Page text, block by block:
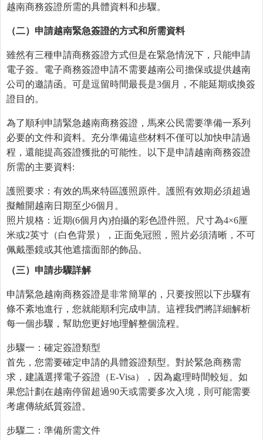
越南商務簽證所需的具體資料和步驟。
（二）申請越南緊急簽證的方式和所需資料
雖然有三種申請商務簽證方式但是在緊急情況下，只能申請
電子簽。電子商務簽證申請不需要越南公司擔保或提供越南
公司的邀請函。可是逗留時間最長是3個月，不能延期或換簽
證目的。
為了順利申請緊急越南商務簽證，馬來公民需要準備一系列
必要的文件和資料。充分準備這些材料不僅可以加快申請過
程，還能提高簽證獲批的可能性。以下是申請越南商務簽證
所需的主要資料:
護照要求：有效的馬來特區護照原件。護照有效期必須超過
擬離開越南日期至少6個月。
照片規格：近期(6個月內)拍攝的彩色證件照。尺寸為4×6厘
米或2英寸（白色背景），正面免冠照，照片必須清晰，不可
佩戴墨鏡或其他遮擋面部的飾品。
（三）申請步驟詳解
申請緊急越南商務簽證是非常簡單的，只要按照以下步驟有
條不紊地進行，您就能順利完成申請。這裡我們將詳細解析
每一個步驟，幫助您更好地理解整個流程。
步驟一：確定簽證類型
首先，您需要確定申請的具體簽證類型。對於緊急商務需
求，建議選擇電子簽證（E-Visa），因為處理時間較短。如
果您計劃在越南停留超過90天或需要多次入境，則可能需要
考慮傳統紙質簽證。
步驟二：準備所需文件